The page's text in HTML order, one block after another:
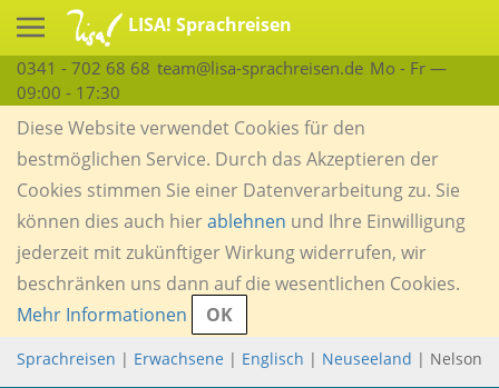
LISA! Sprachreisen
0341 - 702 68 68 team@lisa-sprachreisen.de Mo - Fr —
09:00 - 17:30
Diese Website verwendet Cookies für den
bestmöglichen Service. Durch das Akzeptieren der
Cookies stimmen Sie einer Datenverarbeitung zu. Sie
können dies auch hierablehnen und Ihre Einwilligung
jederzeit mit zukünftiger Wirkung widerrufen, wir
beschränken uns dann auf die wesentlichen Cookies.
Mehr Informationen
OK
Sprachreisen | Erwachsene | Englisch | Neuseeland | Nelson